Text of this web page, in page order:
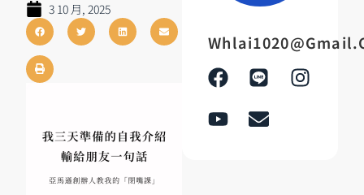
3 10 月, 2025